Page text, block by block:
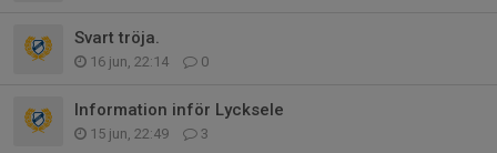
Svart tröja.
16 jun, 22:14 0
Information inför Lycksele
15 jun, 22:49 3